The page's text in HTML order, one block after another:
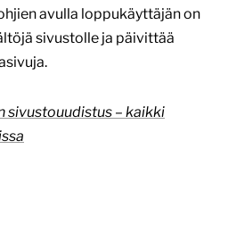
avulla loppukäyttäjän on
sivustolle ja päivittää
sivustouudistus – kaikki